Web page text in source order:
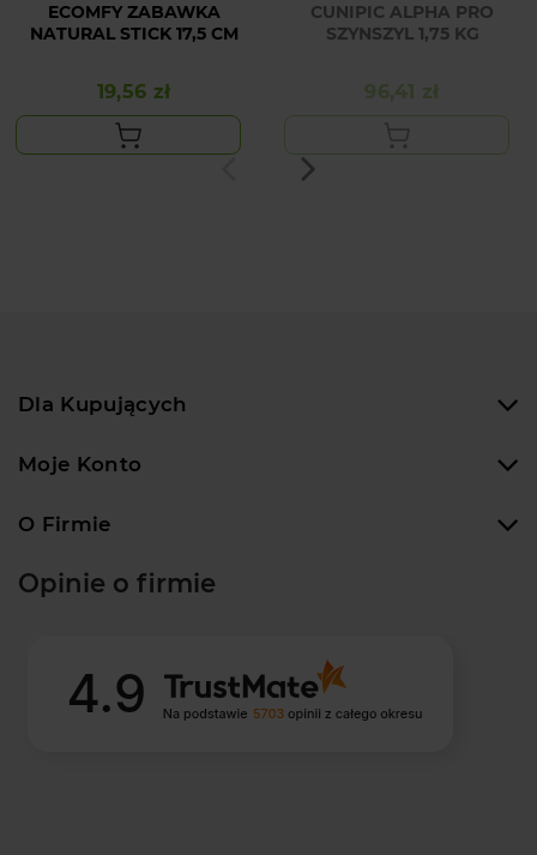
ECOMFY ZABAWKA
NATURAL STICK 17,5 CM
Cena
19,56 zł
CUNIPIC ALPHA PRO
SZYNSZYL 1,75 KG
Cena
96,41 zł
Dla Kupujących
Moje Konto
O Firmie
Opinie o firmie